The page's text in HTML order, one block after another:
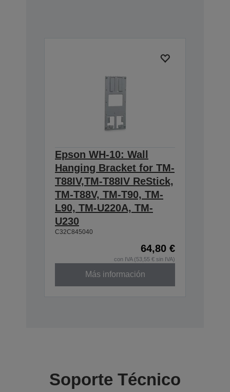
Epson WH-10: Wall
Hanging Bracket for TM-
T88IV,TM-T88IV ReStick,
TM-T88V, TM-T90, TM-
L90, TM-U220A, TM-
U230
C32C845040
64,80 €
con IVA (53,55 € sin IVA)
Más información
Soporte Técnico